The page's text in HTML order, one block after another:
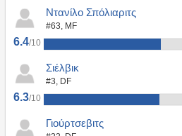
Ντανίλο Σπόλιαριτς
#63, MF
6.4/10
Σιέλβικ
#3, DF
6.3/10
Γιούρτσεβιτς